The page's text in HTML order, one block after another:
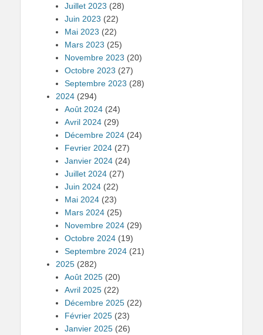
Juillet 2023 (28)
Juin 2023 (22)
Mai 2023 (22)
Mars 2023 (25)
Novembre 2023 (20)
Octobre 2023 (27)
Septembre 2023 (28)
2024 (294)
Août 2024 (24)
Avril 2024 (29)
Décembre 2024 (24)
Fevrier 2024 (27)
Janvier 2024 (24)
Juillet 2024 (27)
Juin 2024 (22)
Mai 2024 (23)
Mars 2024 (25)
Novembre 2024 (29)
Octobre 2024 (19)
Septembre 2024 (21)
2025 (282)
Août 2025 (20)
Avril 2025 (22)
Décembre 2025 (22)
Février 2025 (23)
Janvier 2025 (26)